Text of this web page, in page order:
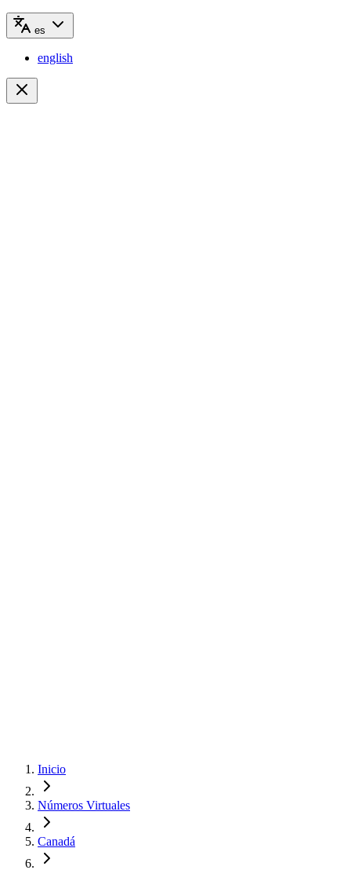
es
english
Inicio
Números Virtuales
Canadá